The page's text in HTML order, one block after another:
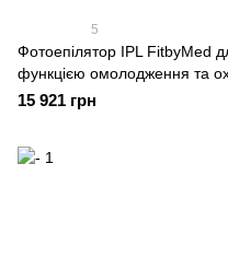
5
Фотоепілятор IPL FitbyMed
функцією омолодження та
15 921 грн